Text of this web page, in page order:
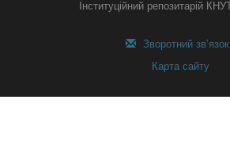
Інституційний репозитарій
Зворотний зв’язок
Карта сайту